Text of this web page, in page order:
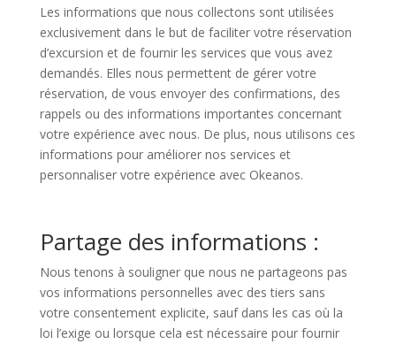
Les informations que nous collectons sont utilisées
exclusivement dans le but de faciliter votre réservation
d’excursion et de fournir les services que vous avez
demandés. Elles nous permettent de gérer votre
réservation, de vous envoyer des confirmations, des
rappels ou des informations importantes concernant
votre expérience avec nous. De plus, nous utilisons ces
informations pour améliorer nos services et
personnaliser votre expérience avec Okeanos.
Partage des informations :
Nous tenons à souligner que nous ne partageons pas
vos informations personnelles avec des tiers sans
votre consentement explicite, sauf dans les cas où la
loi l’exige ou lorsque cela est nécessaire pour fournir